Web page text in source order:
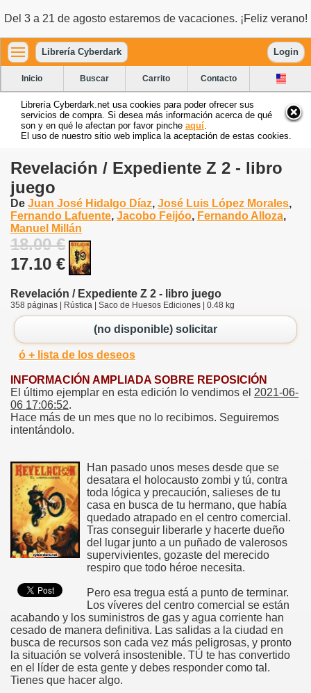
Del 3 a 21 de agosto estaremos de vacaciones. ¡Feliz verano!
Librería Cyberdark Login
Inicio Buscar Carrito Contacto
Librería Cyberdark.net usa cookies para poder ofrecer sus
servicios de compra. Si desea más información acerca de qué
son y en qué le afectan por favor pinche aquí
El uso de nuestro sitio web implica la aceptación de estas cookies.
Revelación / Expediente Z 2 - libro
juego
De Juan José Hidalgo Díaz, José Luis López Morales,
Fernando Lafuente, Jacobo Feijóo, Fernando Alloza,
Manuel Millán
18.00 €
17.10 €
Revelación / Expediente Z 2 - libro juego
358 páginas | Rústica | Saco de Huesos Ediciones | 0.48 kg
(no disponible) solicitar
ó + lista de los deseos
INFORMACIÓN AMPLIADA SOBRE REPOSICIÓN
El último ejemplar en esta edición lo vendimos el 2021-06-
06 17:06:52.
Hace más de un mes que no lo recibimos. Seguiremos
intentándolo.
Han pasado unos meses desde que se
desatara el holocausto zombi y tú, contra
toda lógica y precaución, salieses de tu
casa en busca de tu hermano, que había
quedado atrapado en el centro comercial.
Tras conseguir liberarle y hacerte dueño
del lugar junto a un puñado de valerosos
supervivientes, gozaste del merecido
respiro que todo héroe necesita.
Pero esa tregua está a punto de terminar.
Los víveres del centro comercial se están
acabando y los suministros de gas y agua corriente han
cesado de manera definitiva. Las salidas a la ciudad en
busca de recursos son cada vez más peligrosas, y pronto
la situación se volverá insostenible. TÚ te has convertido
en el líder de esta gente y debes responder como tal.
Tienes que hacer algo.